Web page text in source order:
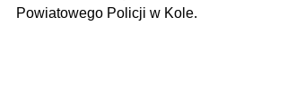
Powiatowego Policji w Kole.